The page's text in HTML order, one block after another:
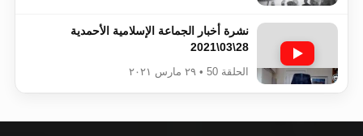
نشرة أخبار الجماعة الإسلامية الأحمدية
28\03\2021
الحلقة 50 • ٢٩ مارس ٢٠٢١